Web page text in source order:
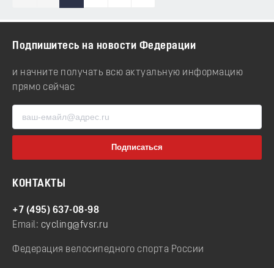
Подпишитесь на новости Федерации
и начните получать всю актуальную информацию
прямо сейчас
КОНТАКТЫ
+7 (495) 637-08-98
Email: cycling@fvsr.ru
Федерация велосипедного спорта России